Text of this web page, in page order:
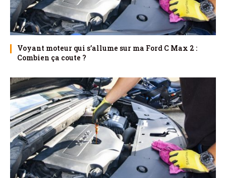
Voyant moteur qui s’allume sur ma Ford C Max 2 :
Combien ça coute ?